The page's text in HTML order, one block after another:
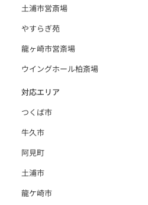
土浦市営斎場
やすらぎ苑
龍ヶ崎市営斎場
ウイングホール柏斎場
対応エリア
つくば市
牛久市
阿見町
土浦市
龍ケ崎市